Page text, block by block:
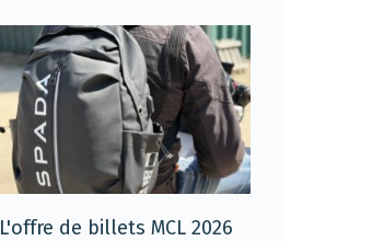
L'offre de billets MCL 2026